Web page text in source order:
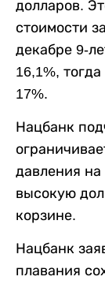
долларов.
стоимости
декабре 9-
16,1%,
17%.
Нацбанк
давления
высокую
корзине.
Нацбанк
плавания